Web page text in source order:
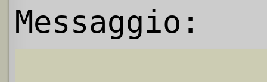
Messaggio: